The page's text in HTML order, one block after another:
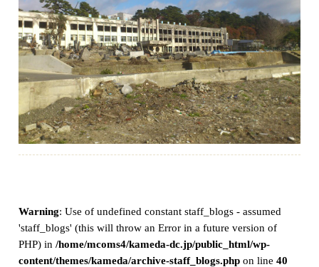
Warning: Use of undefined constant staff_blogs - assumed
'staff_blogs' (this will throw an Error in a future version of
PHP) in/home/mcoms4/kameda-dc.jp/public_html/wp-
content/themes/kameda/archive-staff_blogs.php on line40